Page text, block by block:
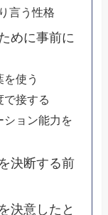
言う性格
めに事前に
使う
で接する
ション能力を
決断する前
決意したと